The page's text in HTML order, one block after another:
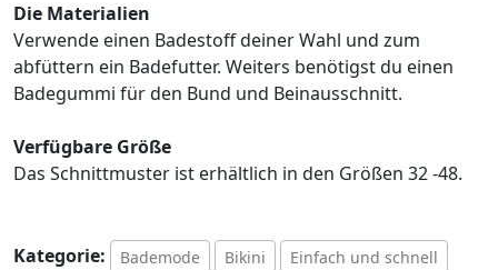
Die Materialien
Verwende einen Badestoff deiner Wahl und zum
abfüttern ein Badefutter. Weiters benötigst du einen
Badegummi für den Bund und Beinausschnitt.
Verfügbare Größe
Das Schnittmuster ist erhältlich in den Größen 32 -48.
Kategorie: Bademode Bikini
Einfach und schnell